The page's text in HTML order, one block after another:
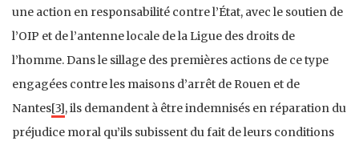
une action en responsabilité contre l’État, avec le soutien de
l’OIP et de l’antenne locale de la Ligue des droits de
l’homme. Dans le sillage des premières actions de ce type
engagées contre les maisons d’arrêt de Rouen et de
Nantes[3], ils demandent à être indemnisés en réparation du
préjudice moral qu’ils subissent du fait de leurs conditions